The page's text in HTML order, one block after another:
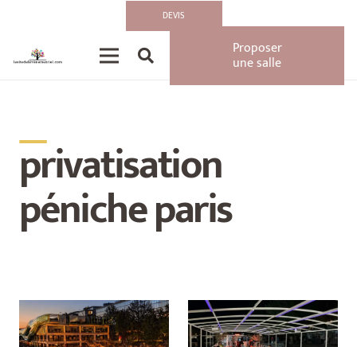
DEVIS
Proposer
une salle
__
privatisation
péniche paris